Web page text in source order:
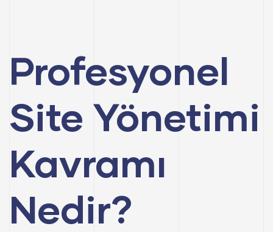
Profesyonel
Site Yönetimi
Kavramı
Nedir?